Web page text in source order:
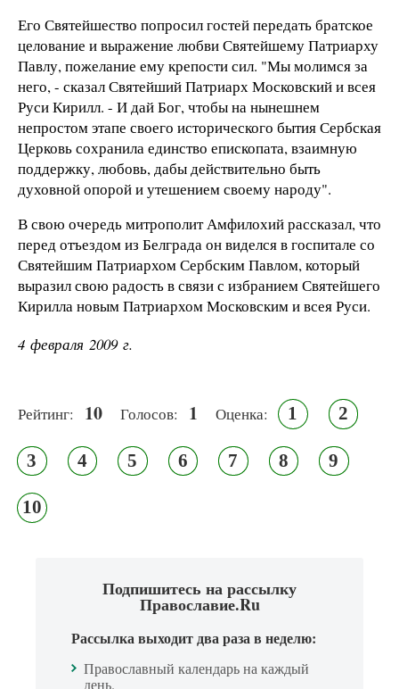
Его Святейшество попросил гостей передать братское
целование и выражение любви Святейшему Патриарху
Павлу, пожелание ему крепости сил. "Мы молимся за
него, - сказал Святейший Патриарх Московский и всея
Руси Кирилл. - И дай Бог, чтобы на нынешнем
непростом этапе своего исторического бытия Сербская
Церковь сохранила единство епископата, взаимную
поддержку, любовь, дабы действительно быть
духовной опорой и утешением своему народу".
В свою очередь митрополит Амфилохий рассказал, что
перед отъездом из Белграда он виделся в госпитале со
Святейшим Патриархом Сербским Павлом, который
выразил свою радость в связи с избранием Святейшего
Кирилла новым Патриархом Московским и всея Руси.
4 февраля 2009 г.
Рейтинг: 10 Голосов: 1 Оценка: 1 2
3 4 5 6 7 8 9
10
Подпишитесь на рассылку
Православие.Ru
Рассылка выходит два раза в неделю:
Православный календарь на каждый
день.